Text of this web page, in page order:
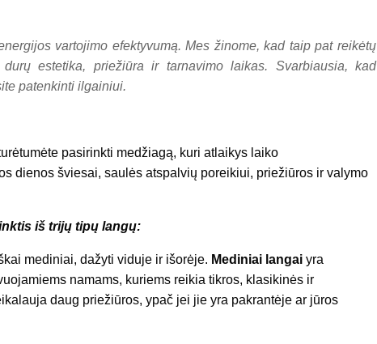
vartojimo efektyvumą. Mes žinome, kad taip pat reikėtų
estetika, priežiūra ir tarnavimo laikas. Svarbiausia, kad
patenkinti ilgainiui.
pasirinkti medžiagą, kuri atlaikys laiko
dienos šviesai, saulės atspalvių poreikiui, priežiūros ir valymo
iš trijų tipų langų:
mediniai, dažyti viduje ir išorėje. Mediniai langai yra
namams, kuriems reikia tikros, klasikinės ir
daug priežiūros, ypač jei jie yra pakrantėje ar jūros